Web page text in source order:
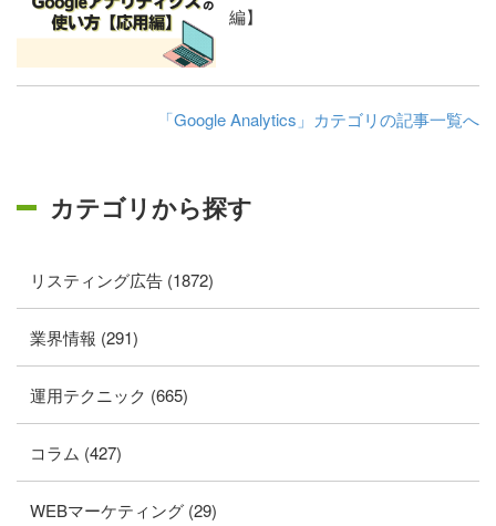
編】
「Google Analytics」カテゴリの記事一覧へ
カテゴリから探す
リスティング広告 (1872)
業界情報 (291)
運用テクニック (665)
コラム (427)
WEBマーケティング (29)